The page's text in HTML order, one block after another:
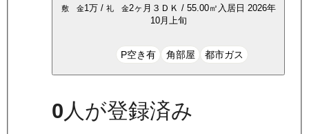
敷 金1万/ 礼 金2ヶ月 ３ＤＫ / 55.00㎡ 入居日 2026年
10月上旬
P空き有 角部屋 都市ガス
0 人が登録済み